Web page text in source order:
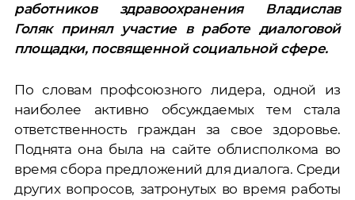
работников здравоохранения Владислав
Голяк принял участие в работе диалоговой
площадки, посвященной социальной сфере.
По словам профсоюзного лидера, одной из
наиболее активно обсуждаемых тем стала
ответственность граждан за свое здоровье.
Поднята она была на сайте облисполкома во
время сбора предложений для диалога. Среди
других вопросов, затронутых во время работы